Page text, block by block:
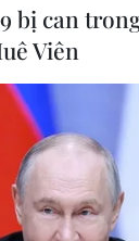
bị can
Viên